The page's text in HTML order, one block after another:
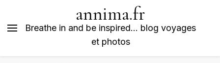
annima.fr
Breathe in and be inspired… blog voyages
et photos